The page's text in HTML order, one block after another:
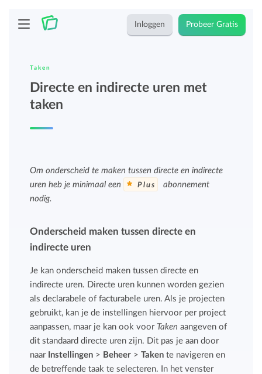
Inloggen Probeer Gratis
Taken
Directe en indirecte uren met
taken
Om onderscheid te maken tussen directe en indirecte
uren heb je minimaal een
Plus
abonnement
nodig.
Onderscheid maken tussen directe en
indirecte uren
Je kan onderscheid maken tussen directe en
indirecte uren. Directe uren kunnen worden gezien
als declarabele of facturabele uren. Als je projecten
gebruikt, kan je de instellingen hiervoor per project
aanpassen, maar je kan ook voor Taken aangeven of
dit standaard directe uren zijn. Dit pas je aan door
naar Instellingen > Beheer >Taken te navigeren en
de betreffende taak te selecteren. In het venster